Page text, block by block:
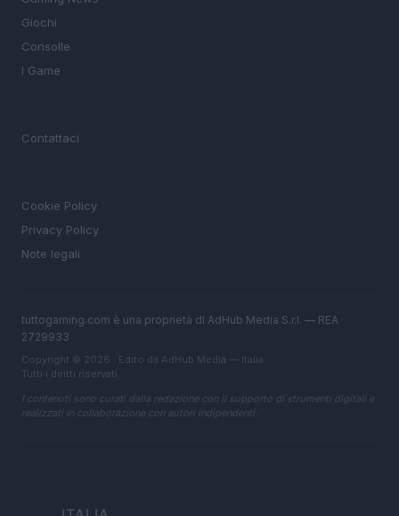
Giochi
Consolle
I Game
Contattaci
Cookie Policy
Privacy Policy
Note legali
tuttogaming.com è una proprietà di AdHub Media S.r.l. — REA
2729933
Copyright © 2026 · Edito da AdHub Media — Italia
Tutti i diritti riservati
I contenuti sono curati dalla redazione con il supporto di strumenti digitali e
realizzati in collaborazione con autori indipendenti.